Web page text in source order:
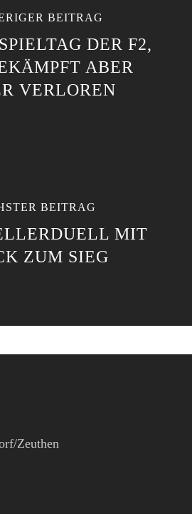
BEITRAG
DER F2,
ABER
VERLOREN
BEITRAG
MIT
ZUM SIEG
Zeuthen